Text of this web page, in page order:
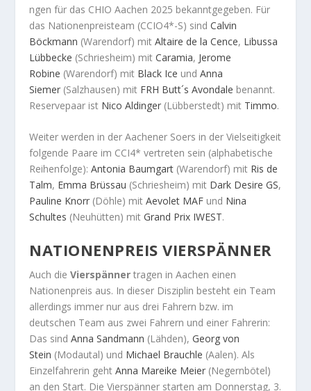
ngen für das CHIO Aachen 2025 bekanntgegeben. Für
das Nationenpreisteam (CCIO4*-S) sindCalvin
Böckmann (Warendorf) mitAltaire de la Cence, Libussa
Lübbecke (Schriesheim) mitCaramia, Jerome
Robine (Warendorf) mit Black Ice undAnna
Siemer (Salzhausen) mit FRH Butt´s Avondale benannt.
Reservepaar ist Nico Aldinger (Lübberstedt) mit Timmo.
Weiter werden in der Aachener Soers in der Vielseitigkeit
folgende Paare im CCI4* vertreten sein (alphabetische
Reihenfolge):Antonia Baumgart (Warendorf) mit Ris de
Talm, Emma Brüssau (Schriesheim) mit Dark Desire GS,
Pauline Knorr (Döhle) mitAevolet MAF und Nina
Schultes (Neuhütten) mitGrand Prix IWEST.
NATIONENPREIS VIERSPÄNNER
Auch dieVierspänner tragen in Aachen einen
Nationenpreis aus. In dieser Disziplin besteht ein Team
allerdings immer nur aus drei Fahrern bzw. im
deutschen Team aus zwei Fahrern und einer Fahrerin:
Das sindAnna Sandmann (Lähden),Georg von
Stein (Modautal) und Michael Brauchle (Aalen). Als
Einzelfahrerin gehtAnna Mareike Meier (Negernbötel)
an den Start. Die Vierspänner starten am Donnerstag, 3.